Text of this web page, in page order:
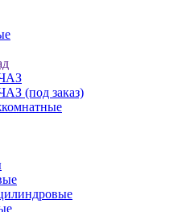
(под заказ)